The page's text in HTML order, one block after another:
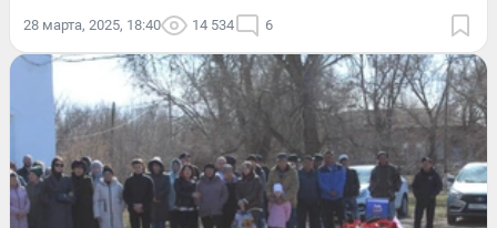
28 марта, 2025, 18:40 14 534 6